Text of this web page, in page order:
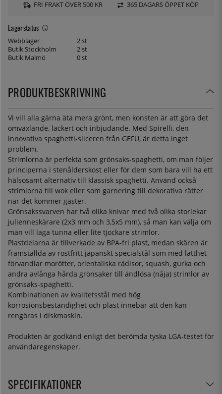
Lagerstatus
Webblager
2 st
Butik Stockholm
2 st
Butik Malmö
0 st
FRI FRAKT ÖVER 500 KR 365 DAGARS ÖPPET KÖP
PRODUKTBESKRIVNING
Vi vill alla gärna äta mera grönt, men konsten är att göra det
omväxlande, läckert och inbjudande. Med Spirelli, den
innovativa spaghetti-sliceren från GEFU, är detta inget
problem.
Strimlorna är perfekta som grönsaks-spaghetti, om man följer
principerna i stenålderskost eller för dem som bara vill ha ett
hälsosamt alternativ till klassisk spaghetti. Använd också
strimlorna till wok eller som garnering till dekorativa rätter
när det kommer gäster.
Grönsakssvarven har två olika knivar med två olika storlekar
julienneskärare (2x3 mm och 3,5x5 mm), så man kan välja om
man vill laga tunna eller lite tjockare strimlor.
Plastdelarna är tillverkade av BPA-fri plast, medan skären är
framställda av rostfritt japanskt specialstål som med lätthet
förvandlar morötter, orientaliska rädisor, squash, gurka och
andra avlånga hårda grönsaker till ändlösa (nåja) strimlor av
grönsaks-spaghetti.
Kombinationen av kvalitetsstål med hög
korrosionsbeständighet och plast innebär att den kan
rengöras i diskmaskin.
Produkten är godkänd enligt det berömda tyska LGA-testet för
användaregenskaper.
SPECIFIKATIONER